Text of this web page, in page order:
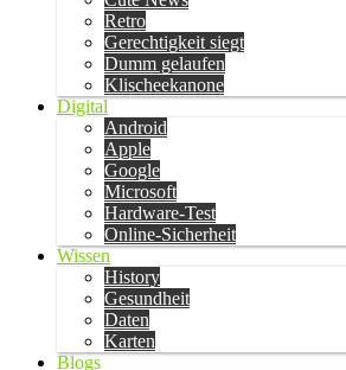
Retro
Gerechtigkeit siegt
Dumm gelaufen
Klischeekanone
Digital
Android
Apple
Google
Microsoft
Hardware-Test
Online-Sicherheit
Wissen
History
Gesundheit
Daten
Karten
Blogs